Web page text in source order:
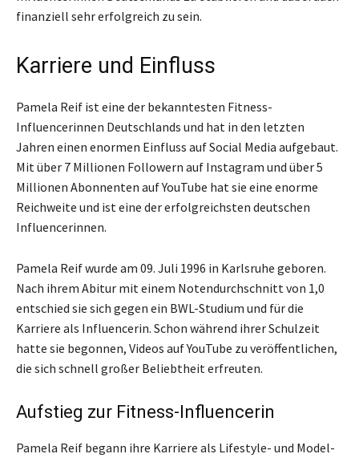
finanziell sehr erfolgreich zu sein.
Karriere und Einfluss
Pamela Reif ist eine der bekanntesten Fitness-
Influencerinnen Deutschlands und hat in den letzten
Jahren einen enormen Einfluss auf Social Media aufgebaut.
Mit über 7 Millionen Followern auf Instagram und über 5
Millionen Abonnenten auf YouTube hat sie eine enorme
Reichweite und ist eine der erfolgreichsten deutschen
Influencerinnen.
Pamela Reif wurde am 09. Juli 1996 in Karlsruhe geboren.
Nach ihrem Abitur mit einem Notendurchschnitt von 1,0
entschied sie sich gegen ein BWL-Studium und für die
Karriere als Influencerin. Schon während ihrer Schulzeit
hatte sie begonnen, Videos auf YouTube zu veröffentlichen,
die sich schnell großer Beliebtheit erfreuten.
Aufstieg zur Fitness-Influencerin
Pamela Reif begann ihre Karriere als Lifestyle- und Model-